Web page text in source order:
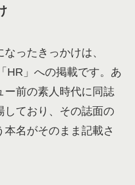
ったきっかけは、
HR」への掲載です。あ
ー前の素人時代に同誌
しており、その誌面の
名がそのまま記載さ